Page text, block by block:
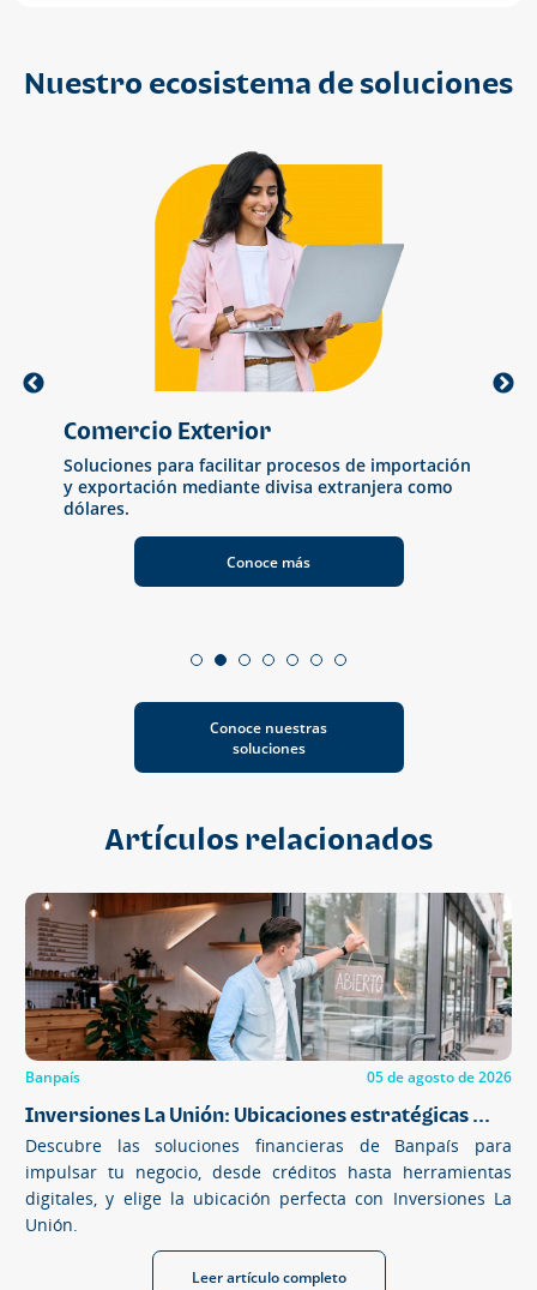
Nuestro ecosistema de soluciones
Comercio Exterior
Soluciones para facilitar procesos de importación
y exportación mediante divisa extranjera como
dólares.
Conoce más
Conoce nuestras
soluciones
Artículos relacionados
Banpaís 05 de agosto de 2026
Inversiones La Unión: Ubicaciones estratégicas ...
Descubre las soluciones financieras de Banpaís para
impulsar tu negocio, desde créditos hasta herramientas
digitales, y elige la ubicación perfecta con Inversiones La
Unión.
Leer artículo completo